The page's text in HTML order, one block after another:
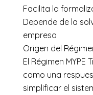
Facilita la
Depende de la
empresa
Origen del
El Régimen
como una
simplificar el